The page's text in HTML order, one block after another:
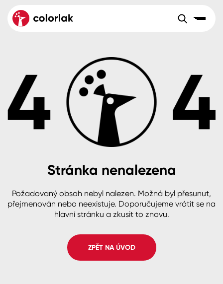
Velkoobchod Sortiment
Aktuality
Reference
O společnosti
B2B +420 800 145 555Po – Pá: 8:00–15:00
Česko
Slovensko Polsko Worldwide
Dřevo
Beton, asfalt, minerální podklady
Plast, sklo, keramika
Stěny
Fasády
Spreje
Colorlak Dekor
Colorlak Profi
Colorlak Pta
Stránka nenalezena
Požadovaný obsah nebyl nalezen. Možná byl přesunut,
přejmenován nebo neexistuje. Doporučujeme vrátit se na
hlavní stránku a zkusit to znovu.
ZPĚT NA ÚVOD